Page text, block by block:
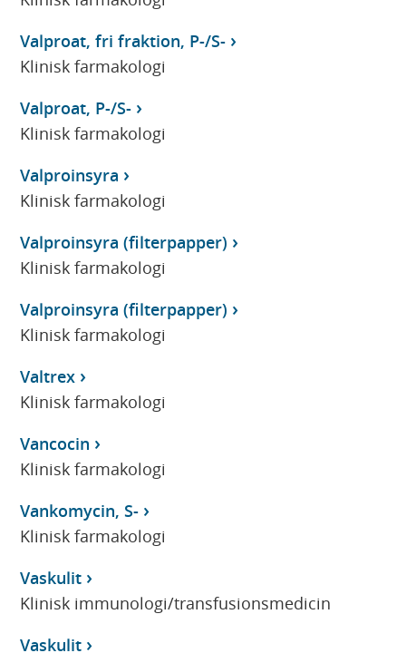
Valproat, fri fraktion, P-/S-
Klinisk farmakologi
Valproat, P-/S-
Klinisk farmakologi
Valproinsyra
Klinisk farmakologi
Valproinsyra (filterpapper)
Klinisk farmakologi
Valproinsyra (filterpapper)
Klinisk farmakologi
Valtrex
Klinisk farmakologi
Vancocin
Klinisk farmakologi
Vankomycin, S-
Klinisk farmakologi
Vaskulit
Klinisk immunologi/transfusionsmedicin
Vaskulit